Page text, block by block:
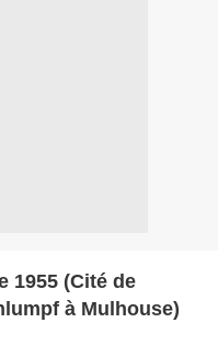
1955 (Cité de
à Mulhouse)